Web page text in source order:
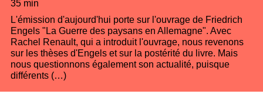
35 min
L'émission d'aujourd'hui porte sur l'ouvrage de Friedrich
Engels "La Guerre des paysans en Allemagne". Avec
Rachel Renault, qui a introduit l'ouvrage, nous revenons
sur les thèses d'Engels et sur la postérité du livre. Mais
nous questionnons également son actualité, puisque
différents (…)